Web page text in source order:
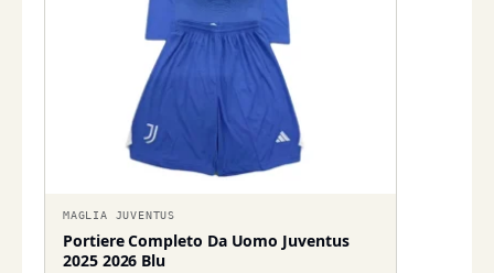
MAGLIA JUVENTUS
Portiere Completo Da Uomo Juventus
2025 2026 Blu